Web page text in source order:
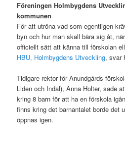
Föreningen Holmbygdens
kommunen
För att utröna vad som egentligen
byn och hur man skall bära sig åt,
officiellt sätt att känna till förskolan
HBU, Holmbygdens Utveckling, svar
Tidigare rektor för Anundgårds
Liden och Indal), Anna Holter, sade
kring 8 barn för att ha en förskola
finns kring det barnantalet borde det
öppnas igen.